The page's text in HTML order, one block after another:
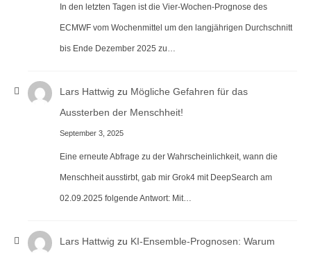
In den letzten Tagen ist die Vier-Wochen-Prognose des
ECMWF vom Wochenmittel um den langjährigen Durchschnitt
bis Ende Dezember 2025 zu…
Lars Hattwig zu Mögliche Gefahren für das
Aussterben der Menschheit!
September 3, 2025
Eine erneute Abfrage zu der Wahrscheinlichkeit, wann die
Menschheit ausstirbt, gab mir Grok4 mit DeepSearch am
02.09.2025 folgende Antwort: Mit…
Lars Hattwig zu KI-Ensemble-Prognosen: Warum